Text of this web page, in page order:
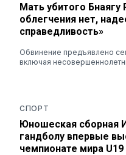
Мать убитого Бнаягу
облегчения нет,
справедливость»
Обвинение предъявлено
включая
СПОРТ
Юношеская сборная
гандболу впервые
чемпионате мира U19